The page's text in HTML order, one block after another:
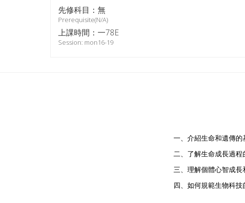
先修科目：無
Prerequisite(N/A)
上課時間：一78E
Session: mon16-19
一、介紹生命和遺傳的
二、了解生命成長過程
三、理解個體心智成長
四、如何規範生物科技